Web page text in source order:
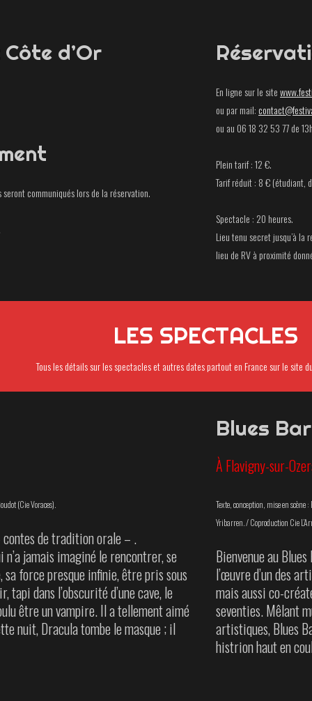
d’Or
communiqués lors de la réservation.
En ligne sur le site
ou par mail:
ou au 06 18 32 53 77 de
Plein tarif : 12 €.
Tarif réduit : 8 € (étudiant,
Spectacle : 20 heures.
Lieu tenu secret jusqu’à la
lieu de RV à proximité
LES SPECTACLES
Tous les détails sur les spectacles et autres dates partout en France sur le site du
(Cie Voraces).
de tradition orale – .
jamais imaginé le rencontrer, se
force presque infinie, être pris sous
dans l’obscurité d’une cave, le
être un vampire. Il a tellement aimé
nuit, Dracula tombe le masque ; il
Blues
À Flavigny-sur-
Texte, conception, mise en
Yribarren. / Coproduction Cie
Bienvenue au
l’œuvre d’un des
mais aussi co-
seventies. Mêlant
artistiques, Blues
histrion haut en